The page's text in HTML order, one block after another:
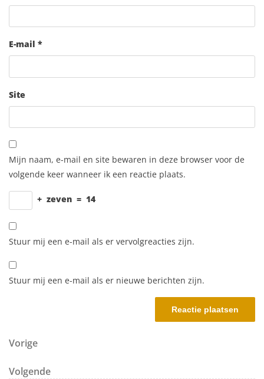
E-mail *
Site
Mijn naam, e-mail en site bewaren in deze browser voor de
volgende keer wanneer ik een reactie plaats.
+ zeven = 14
Stuur mij een e-mail als er vervolgreacties zijn.
Stuur mij een e-mail als er nieuwe berichten zijn.
Berichtnavigatie
Vorig bericht
Vorige
Volgend bericht
Volgende